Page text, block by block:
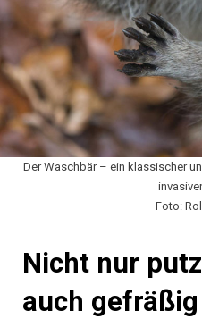
Der Waschbär – ein klassischer
Foto:
Nicht nur
auch gefräßig